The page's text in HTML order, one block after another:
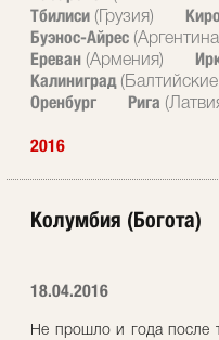
Тбилиси (Грузия)
Буэнос-Айрес
Ереван (Армения)
Калиниград
Оренбург
Рига
2016
Колумбия (Богота)
18.04.2016
Не прошло и года после